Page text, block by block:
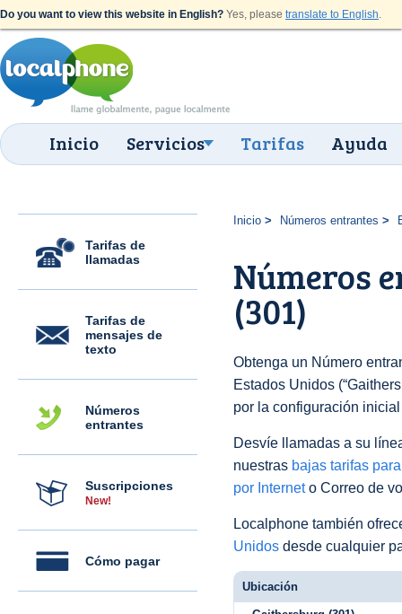
Do you want to view this website in English? Yes, please translate to English.
Inicio Servicios Tarifas Ayuda
Tarifas de
llamadas
Tarifas de
mensajes de
texto
Números
entrantes
Suscripciones
New!
Cómo pagar
Inicio Números entrantes
Números
(301)
Obtenga un Número
Estados Unidos
por la configuración
Desvíe llamadas a su
nuestras bajas tarifas
por Interneto Correo de
Localphone también
Unidos desde cualquier
Ubicación